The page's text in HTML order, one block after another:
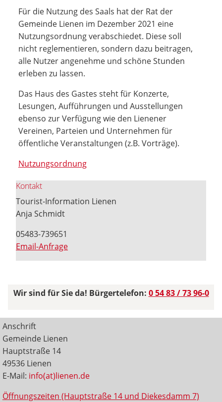
Für die Nutzung des Saals hat der Rat der
Gemeinde Lienen im Dezember 2021 eine
Nutzungsordnung verabschiedet. Diese soll
nicht reglementieren, sondern dazu beitragen,
alle Nutzer angenehme und schöne Stunden
erleben zu lassen.
Das Haus des Gastes steht für Konzerte,
Lesungen, Aufführungen und Ausstellungen
ebenso zur Verfügung wie den Lienener
Vereinen, Parteien und Unternehmen für
öffentliche Veranstaltungen (z.B. Vorträge).
Nutzungsordnung
Kontakt
Tourist-Information Lienen
Anja Schmidt
05483-739651
Email-Anfrage
Wir sind für Sie da! Bürgertelefon: 0 54 83 / 73 96-0
Anschrift
Gemeinde Lienen
Hauptstraße 14
49536 Lienen
E-Mail: info(at)lienen.de
Öffnungszeiten (Hauptstraße 14 und Diekesdamm 7)